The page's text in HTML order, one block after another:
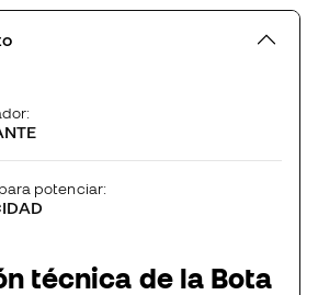
potenciar:
técnica de la Bota